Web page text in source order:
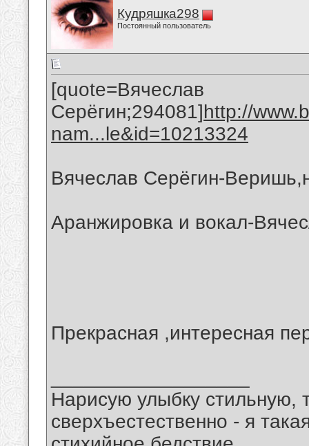
Кудряшка298
Постоянный пользователь
[quote=Вячеслав
Серёгин;294081]http://
nam...le&id=10213324
Вячеслав Серёгин-
Аранжировка и вокал-
Прекрасная ,интересная
Нарисую улыбку стильную,
сверхъестественно - я